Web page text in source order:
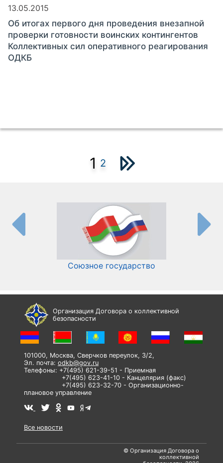
13.05.2015
Об итогах первого дня проведения внезапной
проверки готовности воинских контингентов
Коллективных сил оперативного реагирования
ОДКБ
1 2
Союзное государство
Организация Договора о коллективной
безопасности
101000, Москва, Сверчков переулок, 3/2,
Эл. почта: odkb@gov.ru
Телефоны: +7(495) 621-39-51 - Приемная
+7(495) 623-41-10 - Канцелярия (факс)
+7(495) 623-32-70 - Организационно-
плановое управление
Все новости
© Организация Договора о
коллективной